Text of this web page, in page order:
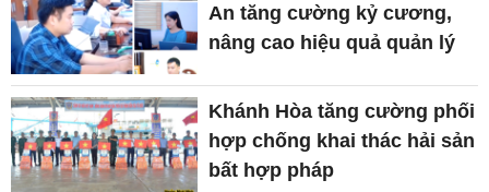
An tăng cường kỷ cương,
nâng cao hiệu quả quản lý
Khánh Hòa tăng cường phối
hợp chống khai thác hải sản
bất hợp pháp